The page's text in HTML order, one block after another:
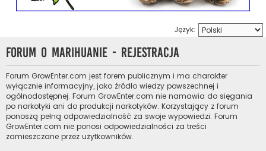
Język:
Forum o Marihuanie - Rejestracja
Forum GrowEnter.com jest forem publicznym i ma charakter
wyłącznie informacyjny, jako źródło wiedzy powszechnej i
ogólnodostępnej. Forum GrowEnter.com nie namawia do sięgania
po narkotyki ani do produkcji narkotyków. Korzystający z forum
ponoszą pełną odpowiedzialność za swoje wypowiedzi. Forum
GrowEnter.com nie ponosi odpowiedzialności za treści
zamieszczane przez użytkowników.